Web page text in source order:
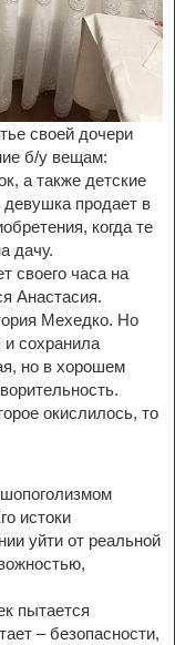
своей дочери
б/у вещам:
а также детские
девушка продает в
когда те
дачу.
своего часа на
Анастасия.
Мехедко. Но
и сохранила
но в хорошем
окислилось, то
истоки
уйти от реальной
пытается
– безопасности,